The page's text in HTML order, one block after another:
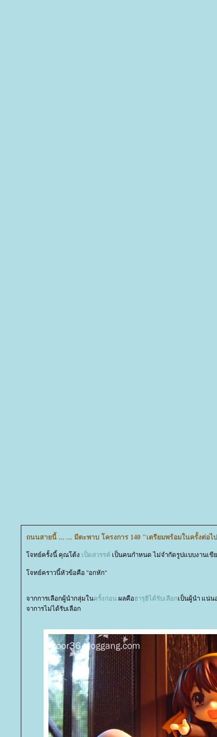
ถนนสายนี้ ... ... มีตะพาบ โครงการ 140 "เตรียมพร้อมในครั้งต่อไ
จทย์ครั้งนี้ คุณโต้ง เป็ดสวรรค์ เป็นคนกำหนด ไม่จำกัดรูปแบบงานเขี
จทย์คราวนี้หัวข้อคือ "อกหัก"
จากการเลือกผู้นำกลุ่มในครั้งก่อน ผลคือฮารุฮิได้รับเลือกเป็นผู้นำ แน่น
จาการไม่ได้รับเลือก